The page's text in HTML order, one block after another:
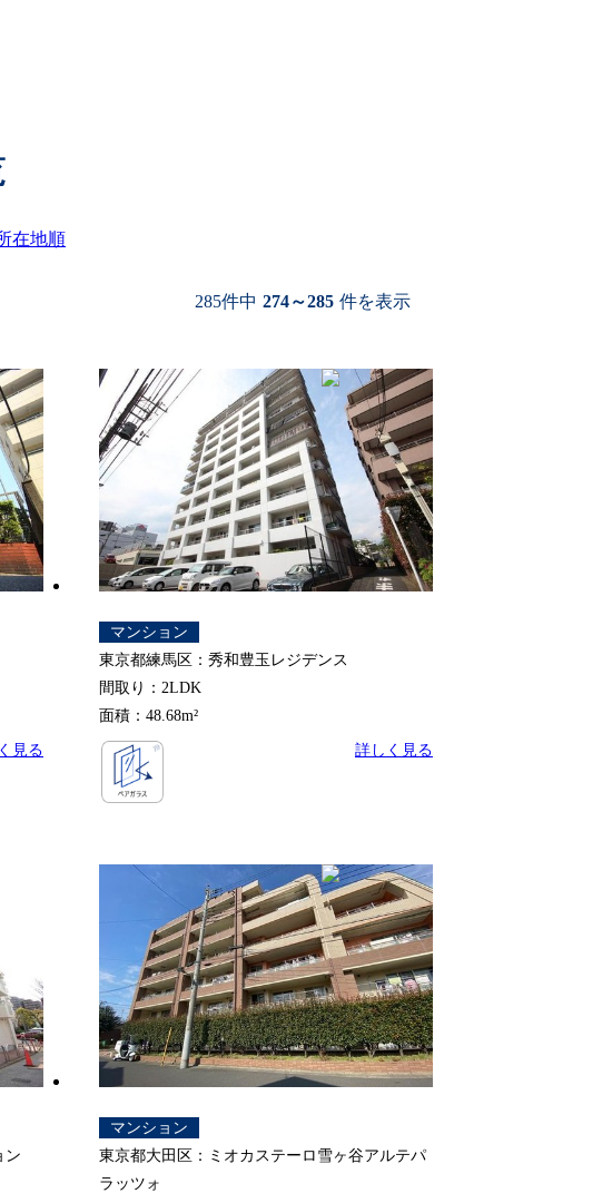
在地順
285件中 274～285 件を表示
見る
マンション
東京都練馬区：秀和豊玉レジデンス
間取り：2LDK
面積：48.68m²
詳しく見る
ン
マンション
東京都大田区：ミオカステーロ雪ヶ谷アルテパ
ラッツォ